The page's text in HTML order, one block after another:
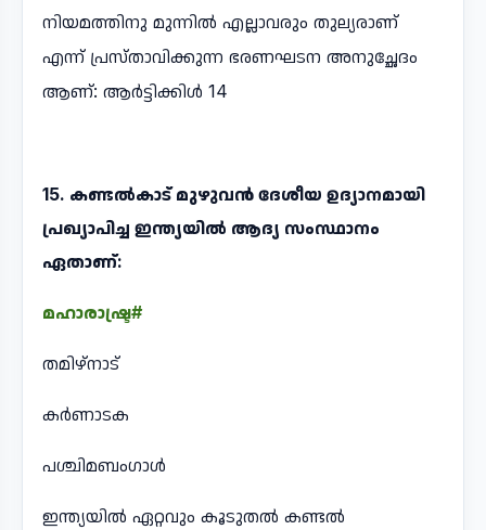
നിയമത്തിനു മുന്നിൽ എല്ലാവരും തുല്യരാണ്
എന്ന് പ്രസ്താവിക്കുന്ന ഭരണഘടന അനുച്ഛേദം
ആണ്: ആർട്ടിക്കിൾ 14
15. കണ്ടൽകാട് മുഴുവൻ ദേശീയ ഉദ്യാനമായി
പ്രഖ്യാപിച്ച ഇന്ത്യയിൽ ആദ്യ സംസ്ഥാനം
ഏതാണ്:
മഹാരാഷ്ട്ര#
തമിഴ്നാട്
കർണാടക
പശ്ചിമബംഗാൾ
ഇന്ത്യയിൽ ഏറ്റവും കൂടുതൽ കണ്ടൽ